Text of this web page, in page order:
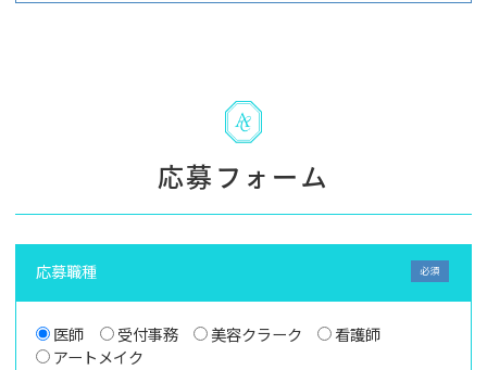
応募フォーム
応募職種
医師 受付事務 美容クラーク
看護師
アートメイク